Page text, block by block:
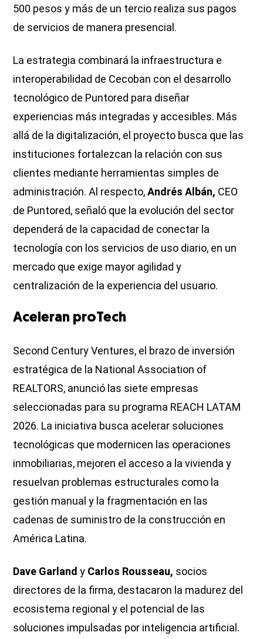
500 pesos y más de un tercio realiza sus pagos
de servicios de manera presencial.
La estrategia combinará la infraestructura e
interoperabilidad de Cecoban con el desarrollo
tecnológico de Puntored para diseñar
experiencias más integradas y accesibles. Más
allá de la digitalización, el proyecto busca que las
instituciones fortalezcan la relación con sus
clientes mediante herramientas simples de
administración. Al respecto,Andrés Albán, CEO
de Puntored, señaló que la evolución del sector
dependerá de la capacidad de conectar la
tecnología con los servicios de uso diario, en un
mercado que exige mayor agilidad y
centralización de la experiencia del usuario.
Aceleran proTech
Second Century Ventures, el brazo de inversión
estratégica de la National Association of
REALTORS, anunció las siete empresas
seleccionadas para su programa REACH LATAM
2026. La iniciativa busca acelerar soluciones
tecnológicas que modernicen las operaciones
inmobiliarias, mejoren el acceso a la vivienda y
resuelvan problemas estructurales como la
gestión manual y la fragmentación en las
cadenas de suministro de la construcción en
América Latina.
Dave Garlandy Carlos Rousseau, socios
directores de la firma, destacaron la madurez del
ecosistema regional y el potencial de las
soluciones impulsadas por inteligencia artificial.